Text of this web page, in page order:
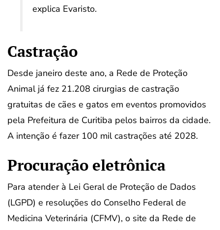
explica Evaristo.
Castração
Desde janeiro deste ano, a Rede de Proteção
Animal já fez 21.208 cirurgias de castração
gratuitas de cães e gatos em eventos promovidos
pela Prefeitura de Curitiba pelos bairros da cidade.
A intenção é fazer 100 mil castrações até 2028.
Procuração eletrônica
Para atender à Lei Geral de Proteção de Dados
(LGPD) e resoluções do Conselho Federal de
Medicina Veterinária (CFMV), o site da Rede de